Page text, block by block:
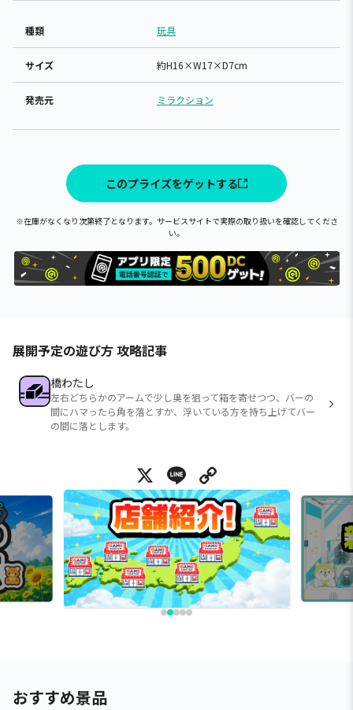
種類 玩具
サイズ 約H16×W17×D7cm
発売元 ミラクション
このプライズをゲットする
※在庫がなくなり次第終了となります。サービスサイトで実際の取り扱いを確認してくださ
い。
展開予定の遊び方 攻略記事
橋わたし
左右どちらかのアームで少し奥を狙って箱を寄せつつ、バーの
間にハマったら角を落とすか、浮いている方を持ち上げてバー
の間に落とします。
X Line
おすすめ景品